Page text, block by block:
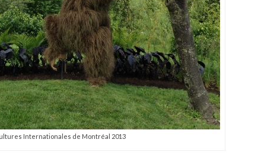
Internationales de Montréal 2013